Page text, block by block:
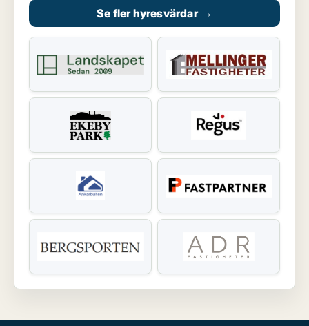
Se fler hyresvärdar →